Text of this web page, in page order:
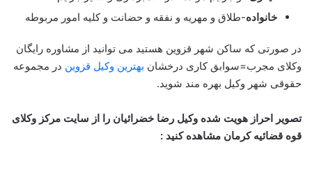
خانواده-طلاق و مهریه و نفقه و حضانت و کلیه امور مربوطه
در صورتی که ساکن شهر قزوین هستید می توانید از مشاوره رایگان
وکلای مجرب=سوابق کاری درخشان بهترین وکیل قزوین در مجموعه
حقوقی شهر وکیل بهره مند شوید.
تصویر احراز هویت شده وکیل رضا خضرائیان را از سایت مرکز وکلای
قوه قضائیه کرمان مشاهده کنید :